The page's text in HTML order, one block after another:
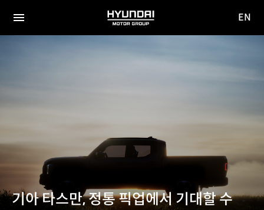
전체
HYUNDAI
MOTOR
EN
기아 타스만, 정통 픽업에서 기대할 수